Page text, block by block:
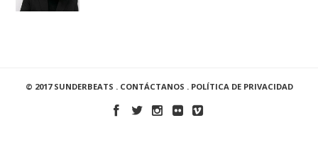
© 2017 SUNDERBEATS . CONTÁCTANOS . POLÍTICA DE PRIVACIDAD